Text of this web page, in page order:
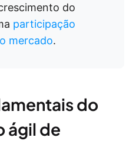
do
participação
mercado.
do
ágil de